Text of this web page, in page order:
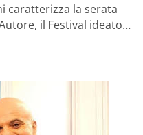
caratterizza la serata
il Festival ideato…